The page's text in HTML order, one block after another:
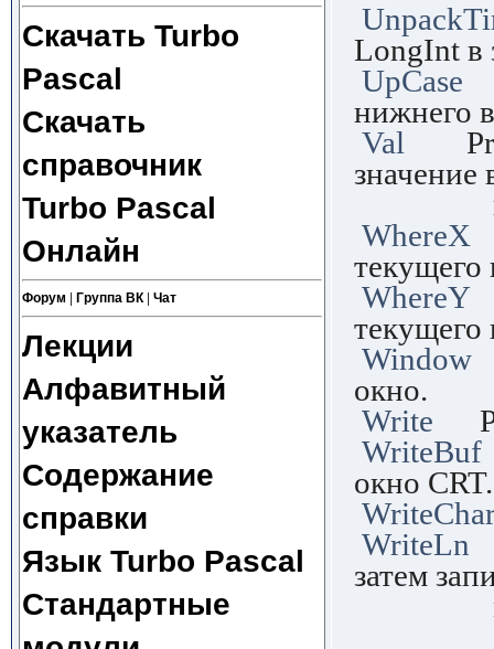
Скачать Turbo
Pascal
Скачать
справочник
Turbo Pascal
Онлайн
Форум Группа ВК| Чат
Лекции
Алфавитный
указатель
Содержание
справки
Язык Turbo Pascal
Стандартные
LongInt в
UpCase
нижнего
Val
значение
WhereX
текущего
WhereY
текущего
Window
окно.
Write
WriteBuf
окно CRT.
WriteLn
затем